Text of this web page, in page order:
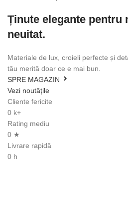
Ținute elegante pentru
neuitat.
Materiale de lux, croieli perfecte și
tău merită doar ce e mai bun.
SPRE MAGAZIN
Vezi noutățile
Cliente fericite
0 k+
Rating mediu
0 ★
Livrare rapidă
0 h